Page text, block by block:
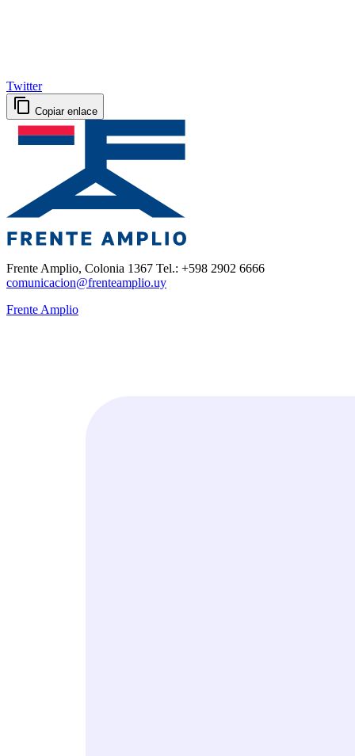
Twitter
Copiar enlace
Frente Amplio, Colonia 1367 Tel.: +598 2902 6666
comunicacion@frenteamplio.uy
Frente Amplio